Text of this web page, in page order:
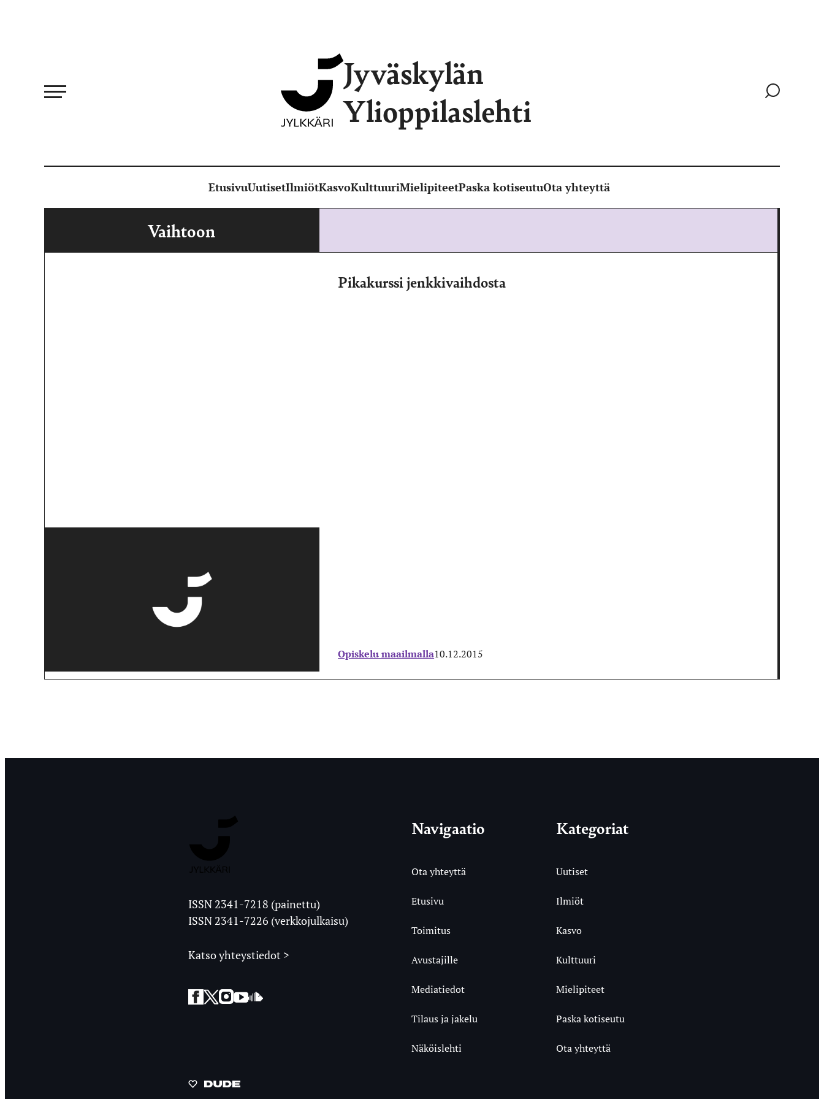
Jyväskylän
Ylioppilaslehti
Siirry
EtusivuUutisetIlmiötKasvoKulttuuriMielipiteetPaska kotiseutuOta yhteyttä
Vaihtoon
Pikakurssi jenkkivaihdosta
Opiskelu maailmalla10.12.2015
Ylioppilaslehti
ISSN 2341-7218 (painettu)
ISSN 2341-7226 (verkkojulkaisu)
Katso yhteystiedot >
Facebook
Twitter
Instagram
YouTubeSoundCloud
Navigaatio
Ota yhteyttä
Etusivu
Toimitus
Avustajille
Mediatiedot
Tilaus ja jakelu
Näköislehti
Kategoriat
Uutiset
Ilmiöt
Kasvo
Kulttuuri
Mielipiteet
Paska kotiseutu
Ota yhteyttä